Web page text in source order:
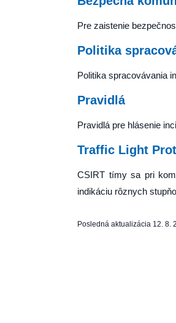
Pre zaistenie
Politika
Politika spracovávania
Pravidlá
Pravidlá pre hlásenie
Traffic Light
CSIRT tímy sa pri
indikáciu rôznych
Posledná aktualizácia 12. 8.